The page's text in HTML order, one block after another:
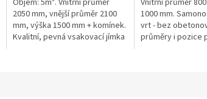
Objem: 5m³. Vnitřní průměr
2050 mm, vnější průměr 2100
mm, výška 1500 mm + komínek.
Kvalitní, pevná vsakovací jímka
Vnitřní průměr
1000 mm.
vrt - bez
průměry i pozice